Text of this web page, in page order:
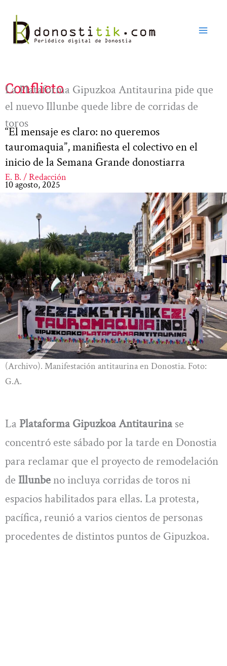
contenido
Conflicto
La Plataforma Gipuzkoa Antitaurina pide que
el nuevo Illunbe quede libre de corridas de
toros
“El mensaje es claro: no queremos
tauromaquia”, manifiesta el colectivo en el
inicio de la Semana Grande donostiarra
E. B. / Redacción
10 agosto, 2025
(Archivo). Manifestación antitaurina en Donostia. Foto:
G.A.
La Plataforma Gipuzkoa Antitaurinase
concentró este sábado por la tarde en Donostia
para reclamar que el proyecto de remodelación
de Illunbeno incluya corridas de toros ni
espacios habilitados para ellas. La protesta,
pacífica, reunió a varios cientos de personas
procedentes de distintos puntos de Gipuzkoa.